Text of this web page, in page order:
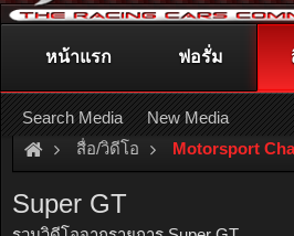
ติดต่อลงโฆษณา
หรืออ่านรายละเอียดเพิ่
สื่อ/วิดีโอ Motorsport
Super GT
หน้าแรก ฟอรั่ม
Search Media New Media